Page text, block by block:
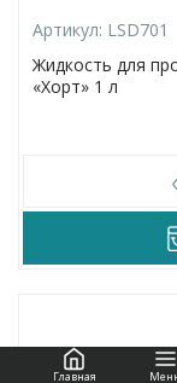
Артикул: LSD701
Жидкость для
«Хорт» 1 л
Главная